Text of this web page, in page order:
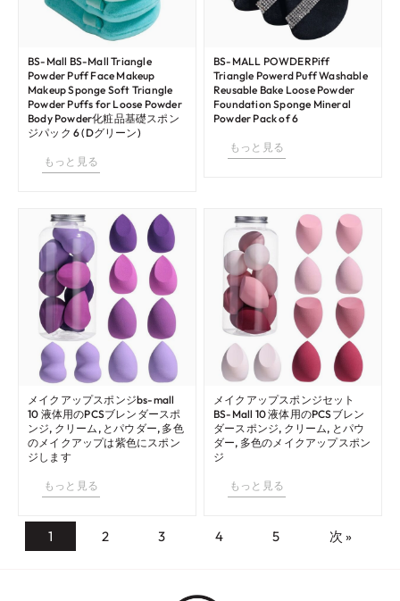
BS-Mall BS-Mall Triangle
Powder Puff Face Makeup
Makeup Sponge Soft Triangle
Powder Puffs for Loose Powder
Body Powder化粧品基礎スポン
ジパック 6 (Dグリーン)
もっと見る
BS-MALL POWDERPiff
Triangle Powerd Puff Washable
Reusable Bake Loose Powder
Foundation Sponge Mineral
Powder Pack of 6
もっと見る
メイクアップスポンジbs-mall
10 液体用のPCSブレンダースポ
ンジ, クリーム, とパウダー, 多色
のメイクアップは紫色にスポン
ジします
もっと見る
メイクアップスポンジセット
BS-Mall 10 液体用のPCSブレン
ダースポンジ, クリーム, とパウ
ダー, 多色のメイクアップスポン
ジ
もっと見る
1 2 3 4 5 次 »